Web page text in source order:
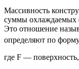
Массивность
суммы охлаждаемых
Это отношение
определяют по
где F —